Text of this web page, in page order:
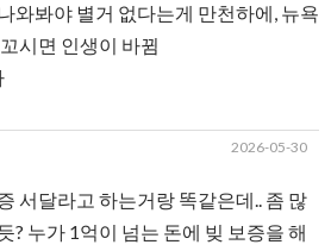
와봐야 별거 없다는게 만천하에, 뉴욕
시면 인생이 바뀜
2026-05-30
서달라고 하는거랑 똑같은데.. 좀 많
? 누가 1억이 넘는 돈에 빚 보증을 해